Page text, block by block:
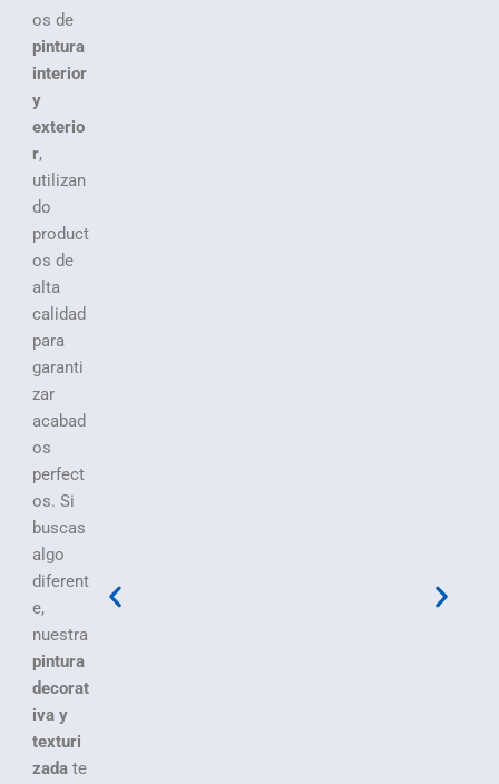
os de
pintura
interior
y
exterio
r,
utilizan
do
product
os de
alta
calidad
para
garanti
zar
acabad
os
perfect
os. Si
buscas
algo
diferent
e,
nuestra
pintura
decorat
iva y
texturi
zada te